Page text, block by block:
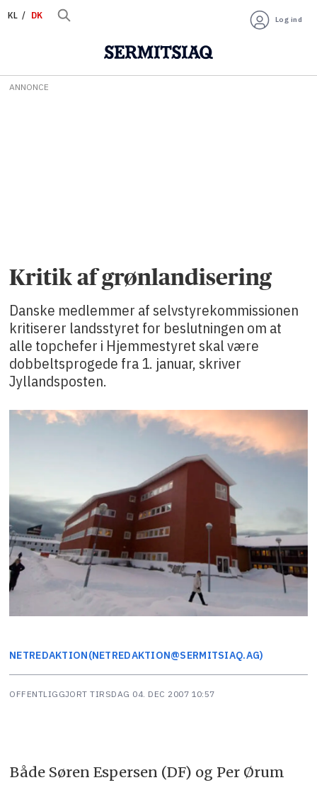
KL DK Log ind
ANNONCE
Kritik af grønlandisering
Danske medlemmer af selvstyrekommissionen
kritiserer landsstyret for beslutningen om at
alle topchefer i Hjemmestyret skal være
dobbeltsprogede fra 1. januar, skriver
Jyllandsposten.
NETREDAKTION(NETREDAKTION@SERMITSIAQ.AG)
OFFENTLIGGJORT TIRSDAG 04. DEC 2007 10:57
Både Søren Espersen (DF) og Per Ørum